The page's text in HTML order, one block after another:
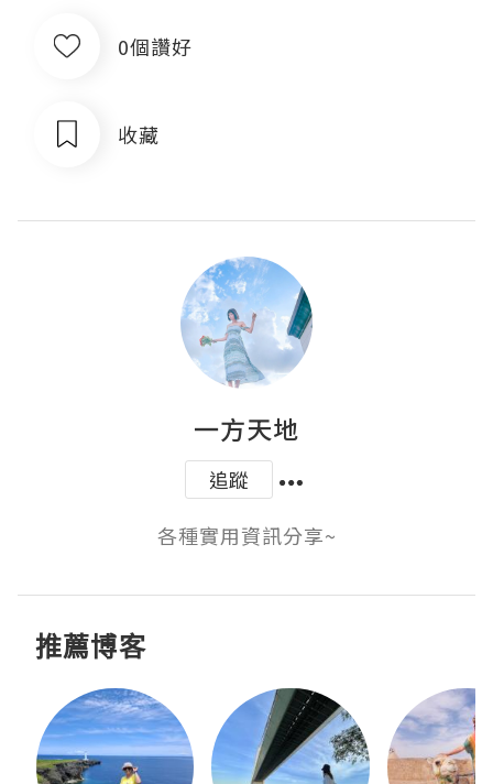
0個讚好
收藏
一方天地
追蹤
各種實用資訊分享~
推薦博客